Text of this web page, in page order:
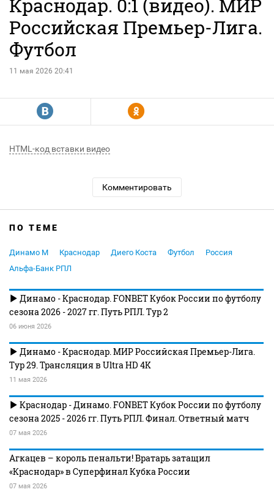
Краснодар. 0:1 (видео). МИР
Российская Премьер-Лига.
Футбол
11 мая 2026 20:41
R Y
HTML-код вставки видео
Комментировать
ПО ТЕМЕ
Динамо М Краснодар Диего Коста Футбол
Россия
Альфа-Банк РПЛ
Динамо - Краснодар. FONBET Кубок России по футболу
сезона 2026 - 2027 гг. Путь РПЛ. Тур 2
06 июня 2026
Динамо - Краснодар. МИР Российская Премьер-Лига.
Тур 29. Трансляция в Ultra HD 4K
11 мая 2026
Краснодар - Динамо. FONBET Кубок России по футболу
сезона 2025 - 2026 гг. Путь РПЛ. Финал. Ответный матч
07 мая 2026
Агкацев – король пенальти! Вратарь затащил
«Краснодар» в Суперфинал Кубка России
07 мая 2026